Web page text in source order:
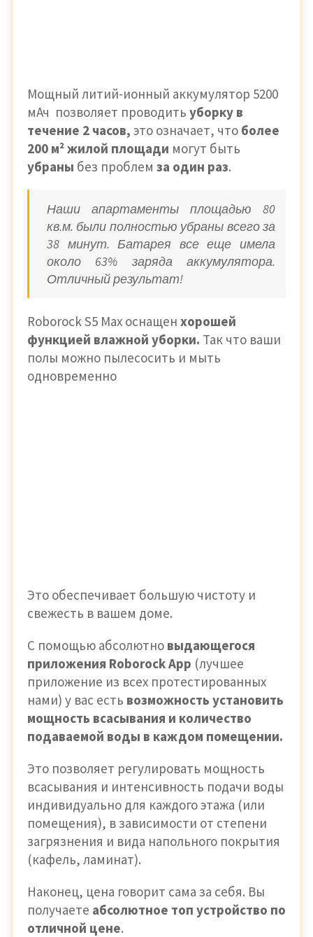
Мощный литий-ионный аккумулятор 5200
мАч позволяет проводить уборку в
течение 2 часов, это означает, что более
200 м² жилой площади могут быть
убраны без проблем за один раз.
Наши апартаменты площадью 80
кв.м. были полностью убраны всего за
38 минут. Батарея все еще имела
около 63% заряда аккумулятора.
Отличный результат!
Roborock S5 Max оснащен хорошей
функцией влажной уборки. Так что ваши
полы можно пылесосить и мыть
одновременно
Это обеспечивает большую чистоту и
свежесть в вашем доме.
С помощью абсолютно выдающегося
приложения Roborock App (лучшее
приложение из всех протестированных
нами) у вас есть возможность установить
мощность всасывания и количество
подаваемой воды в каждом помещении.
Это позволяет регулировать мощность
всасывания и интенсивность подачи воды
индивидуально для каждого этажа (или
помещения), в зависимости от степени
загрязнения и вида напольного покрытия
(кафель, ламинат).
Наконец, цена говорит сама за себя. Вы
получаете абсолютное топ устройство по
отличной цене.